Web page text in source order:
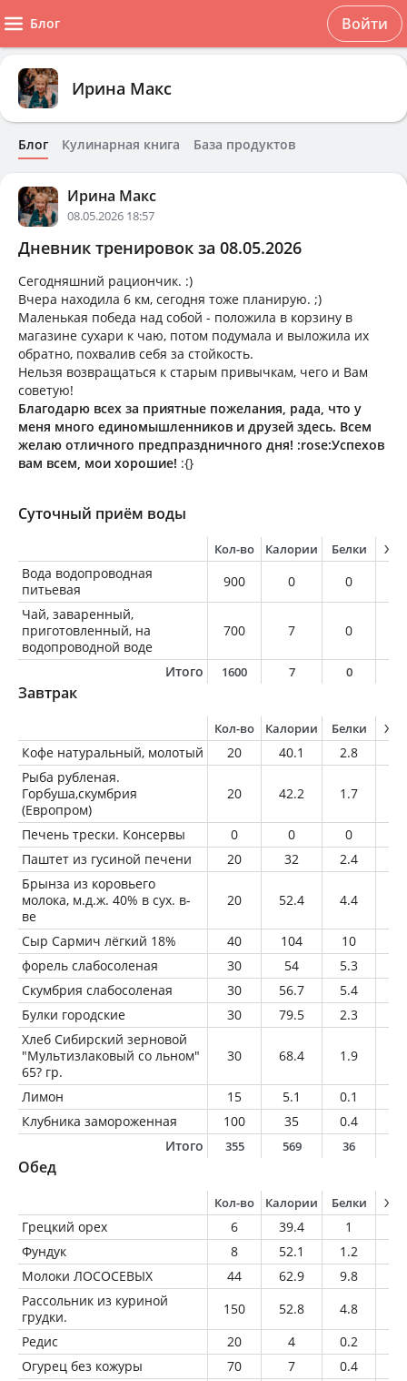
Блог Войти
Ирина Макс
Блог Кулинарная книга База продуктов
Ирина Макс
08.05.2026 18:57
Дневник тренировок за 08.05.2026
Сегодняшний рациончик. :)
Вчера находила 6 км, сегодня тоже планирую. ;)
Маленькая победа над собой - положила в корзину в
магазине сухари к чаю, потом подумала и выложила их
обратно, похвалив себя за стойкость.
Нельзя возвращаться к старым привычкам, чего и Вам
советую!
Благодарю всех за приятные пожелания, рада, что у
меня много единомышленников и друзей здесь. Всем
желаю отличного предпраздничного дня! :rose:Успехов
вам всем, мои хорошие! :{}
Суточный приём воды
Кол-во Калории Белки
Вода водопроводная
питьевая
900 0 0
Чай, заваренный,
приготовленный, на
водопроводной воде
700 7 0
Итого 1600 7 0
Завтрак
Кол-во Калории Белки
Кофе натуральный, молотый 20 40.1 2.8
Рыба рубленая.
Горбуша,скумбрия
(Европром)
20 42.2 1.7
Печень трески. Консервы 0 0 0
Паштет из гусиной печени
20 32 2.4
Брынза из коровьего
молока, м.д.ж. 40% в сух. в-
ве
20 52.4 4.4
Сыр Сармич лёгкий 18% 40 104 10
форель слабосоленая
30 54 5.3
Скумбрия слабосоленая
30 56.7 5.4
Булки городские
30 79.5 2.3
Хлеб Сибирский зерновой
"Мультизлаковый со льном"
65? гр.
30 68.4 1.9
Лимон 15 5.1 0.1
Клубника замороженная
100 35 0.4
Итого
355 569 36
Обед
Кол-во Калории Белки
Грецкий орех 6 39.4 1
Фундук
8 52.1 1.2
Молоки ЛОСОСЕВЫХ
44 62.9 9.8
Рассольник из куриной
грудки.
150 52.8 4.8
Редис
20 4 0.2
Огурец без кожуры
70 7 0.4